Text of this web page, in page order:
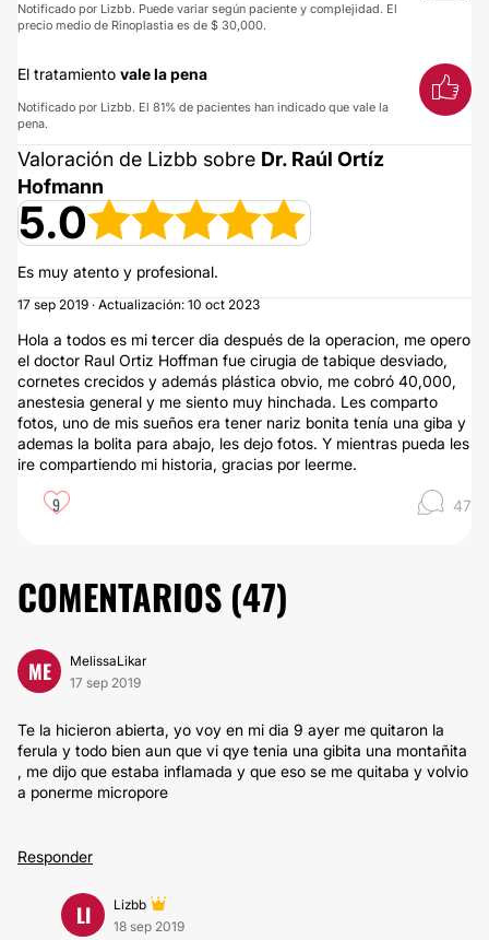
Notificado por Lizbb. Puede variar según paciente y complejidad. El
precio medio de Rinoplastia es de $ 30,000.
El tratamiento vale la pena
Notificado por Lizbb. El 81% de pacientes han indicado que vale la
pena.
Valoración de Lizbb sobre Dr. Raúl Ortíz
Hofmann
5.0
Es muy atento y profesional.
17 sep 2019 · Actualización: 10 oct 2023
Hola a todos es mi tercer dia después de la operacion, me opero
el doctor Raul Ortiz Hoffman fue cirugia de tabique desviado,
cornetes crecidos y además plástica obvio, me cobró 40,000,
anestesia general y me siento muy hinchada. Les comparto
fotos, uno de mis sueños era tener nariz bonita tenía una giba y
ademas la bolita para abajo, les dejo fotos. Y mientras pueda les
ire compartiendo mi historia, gracias por leerme.
9 47
COMENTARIOS (47)
ME
MelissaLikar
17 sep 2019
Te la hicieron abierta, yo voy en mi dia 9 ayer me quitaron la
ferula y todo bien aun que vi qye tenia una gibita una montañita
, me dijo que estaba inflamada y que eso se me quitaba y volvio
a ponerme micropore
Responder
LI
Lizbb
18 sep 2019